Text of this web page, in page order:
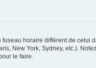
horaire différent de celui
New York, Sydney, etc.).
le faire.